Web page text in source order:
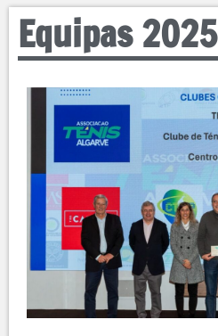
Equipas 2025